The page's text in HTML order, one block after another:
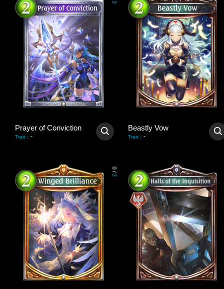
3
Prayer of Conviction
Trait : -
Beastly Vow
Trait : -
0
/
3